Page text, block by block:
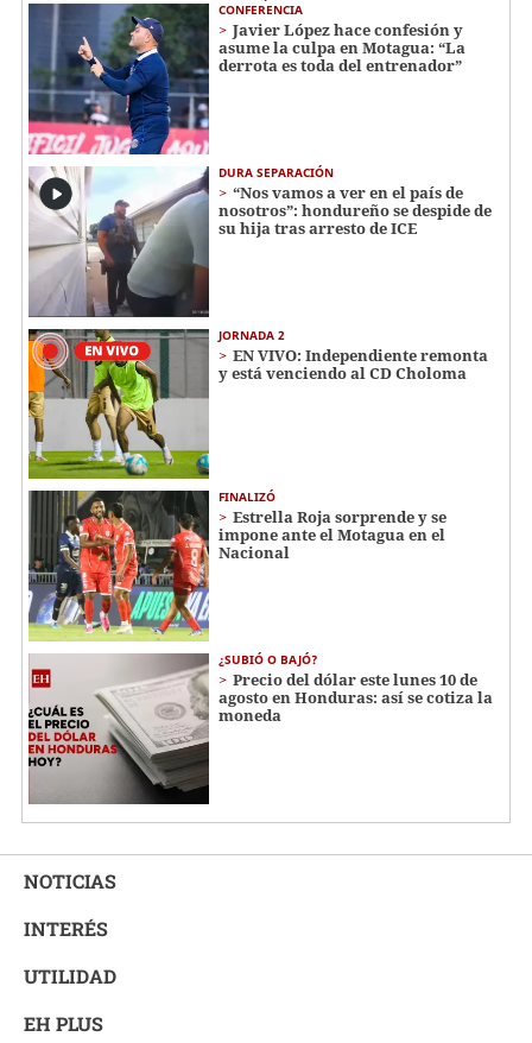
CONFERENCIA
Javier López hace confesión y
asume la culpa en Motagua: “La
derrota es toda del entrenador”
DURA SEPARACIÓN
“Nos vamos a ver en el país de
nosotros”: hondureño se despide de
su hija tras arresto de ICE
JORNADA 2
EN VIVO: Independiente remonta
y está venciendo al CD Choloma
FINALIZÓ
Estrella Roja sorprende y se
impone ante el Motagua en el
Nacional
¿SUBIÓ O BAJÓ?
Precio del dólar este lunes 10 de
agosto en Honduras: así se cotiza la
moneda
NOTICIAS
INTERÉS
UTILIDAD
EH PLUS